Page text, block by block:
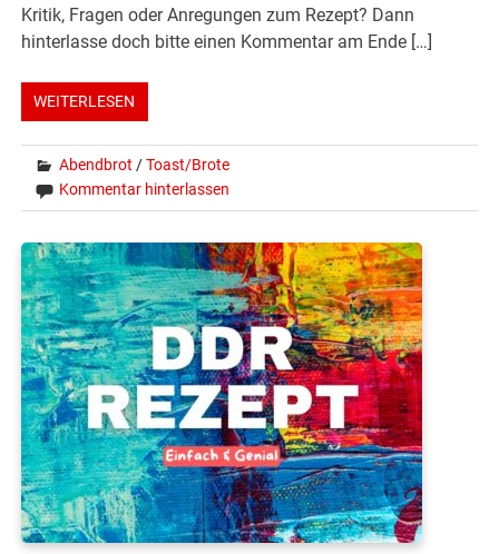
Kritik, Fragen oder Anregungen zum Rezept? Dann
hinterlasse doch bitte einen Kommentar am Ende […]
WEITERLESEN
Abendbrot /Toast/Brote
Kommentar hinterlassen